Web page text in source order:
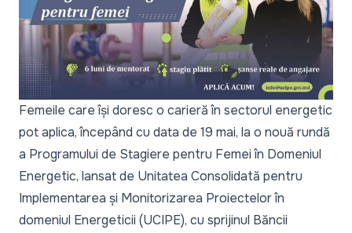
Femeile care își doresc o carieră în sectorul energetic
pot aplica, începând cu data de 19 mai, la o nouă rundă
a Programului de Stagiere pentru Femei în Domeniul
Energetic, lansat de Unitatea Consolidată pentru
Implementarea și Monitorizarea Proiectelor în
domeniul Energeticii (UCIPE), cu sprijinul Băncii